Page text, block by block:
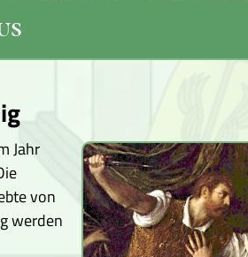
Jahr
von
werden